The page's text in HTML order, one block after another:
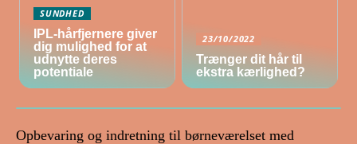
SUNDHED
IPL-hårfjernere giver
dig mulighed for at
udnytte deres
potentiale
23/10/2022
Trænger dit hår til
ekstra kærlighed?
Opbevaring og indretning til børneværelset med